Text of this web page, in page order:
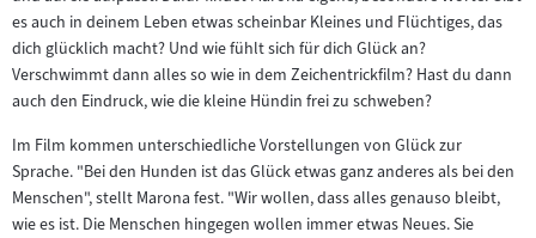
es auch in deinem Leben etwas scheinbar Kleines und Flüchtiges, das
dich glücklich macht? Und wie fühlt sich für dich Glück an?
Verschwimmt dann alles so wie in dem Zeichentrickfilm? Hast du dann
auch den Eindruck, wie die kleine Hündin frei zu schweben?
Im Film kommen unterschiedliche Vorstellungen von Glück zur
Sprache. "Bei den Hunden ist das Glück etwas ganz anderes als bei den
Menschen", stellt Marona fest. "Wir wollen, dass alles genauso bleibt,
wie es ist. Die Menschen hingegen wollen immer etwas Neues. Sie